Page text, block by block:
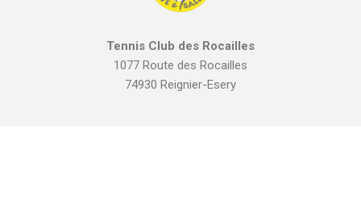
Tennis Club des Rocailles
1077 Route des Rocailles
74930 Reignier-Esery